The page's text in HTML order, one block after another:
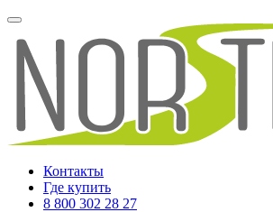
Контакты
Где купить
8 800 302 28 27